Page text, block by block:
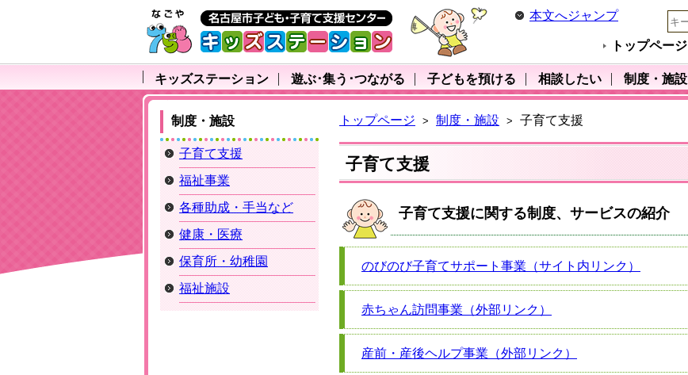
本文へジャンプ
トップページ
キッズステーション 遊ぶ･集う･つながる 子どもを預ける 相談したい 制度・施設
トップページ > 制度・施設 > 子育て支援
子育て支援
子育て支援に関する制度、サービスの紹介
のびのび子育てサポート事業（サイト内リンク）
赤ちゃん訪問事業（外部リンク）
産前・産後ヘルプ事業（外部リンク）
制度・施設
子育て支援
福祉事業
各種助成・手当など
健康・医療
保育所・幼稚園
福祉施設